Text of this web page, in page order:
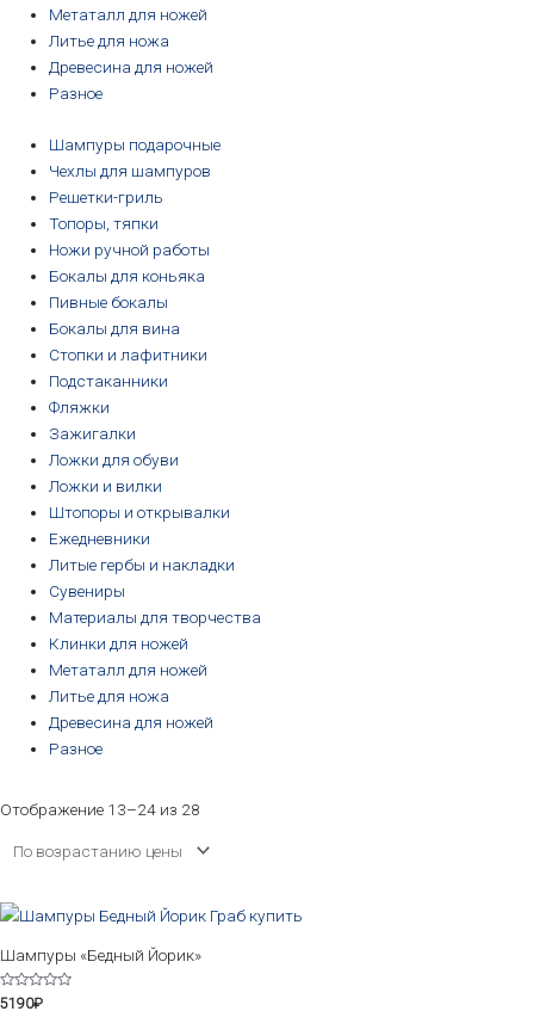
Метаталл для ножей
Литье для ножа
Древесина для ножей
Разное
Шампуры подарочные
Чехлы для шампуров
Решетки-гриль
Топоры, тяпки
Ножи ручной работы
Бокалы для коньяка
Пивные бокалы
Бокалы для вина
Стопки и лафитники
Подстаканники
Фляжки
Зажигалки
Ложки для обуви
Ложки и вилки
Штопоры и открывалки
Ежедневники
Литые гербы и накладки
Сувениры
Материалы для творчества
Клинки для ножей
Метаталл для ножей
Литье для ножа
Древесина для ножей
Разное
Отображение 13–24 из 28
Шампуры «Бедный Йорик»
Оценка
5190₽
Этот